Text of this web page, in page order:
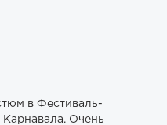
в Фестиваль-
Карнавала. Очень